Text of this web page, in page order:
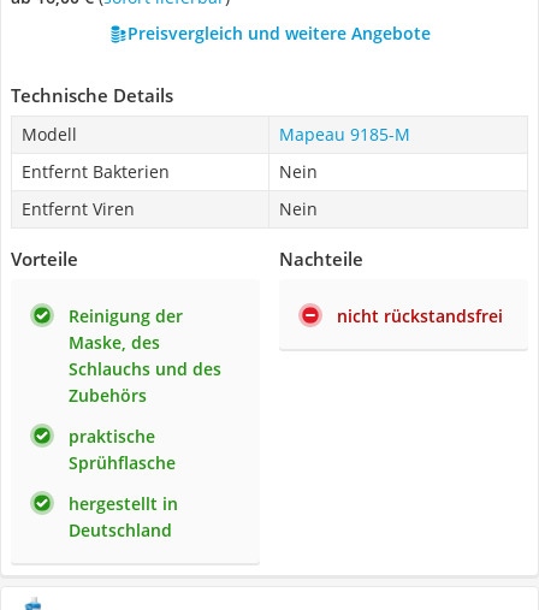
Preisvergleich und weitere Angebote
Technische Details
Modell
Mapeau ‎9185-M
Entfernt Bakterien
Nein
Entfernt Viren
Nein
Vorteile
Reinigung der
Maske, des
Schlauchs und des
Zubehörs
praktische
Sprühflasche
hergestellt in
Deutschland
Nachteile
nicht rückstandsfrei